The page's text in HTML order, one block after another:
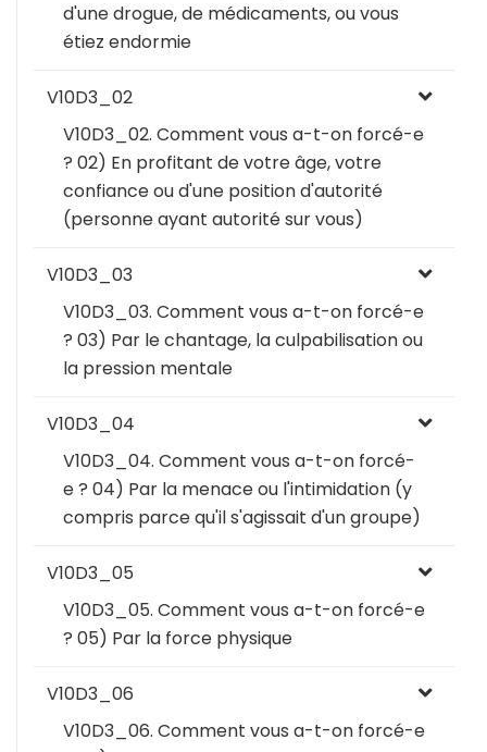
d'une drogue, de médicaments, ou vous
étiez endormie
V10D3_02
V10D3_02. Comment vous a-t-on forcé-e
? 02) En profitant de votre âge, votre
confiance ou d'une position d'autorité
(personne ayant autorité sur vous)
V10D3_03
V10D3_03. Comment vous a-t-on forcé-e
? 03) Par le chantage, la culpabilisation ou
la pression mentale
V10D3_04
V10D3_04. Comment vous a-t-on forcé-
e ? 04) Par la menace ou l'intimidation (y
compris parce qu'il s'agissait d'un groupe)
V10D3_05
V10D3_05. Comment vous a-t-on forcé-e
? 05) Par la force physique
V10D3_06
V10D3_06. Comment vous a-t-on forcé-e